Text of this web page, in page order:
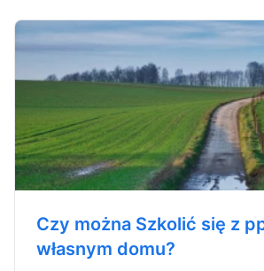
Czy można Szkolić się z
własnym domu?